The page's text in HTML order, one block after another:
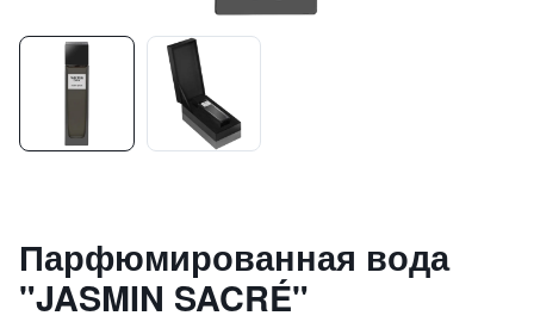
Парфюмированная вода
"JASMIN SACRÉ"